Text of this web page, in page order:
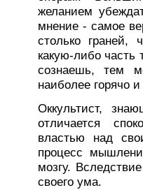
желанием
мнение - самое
столько граней,
какую-либо
сознаешь, тем
наиболее горячо
Оккультист,
отличается
властью над
процесс
мозгу.
своего ума.